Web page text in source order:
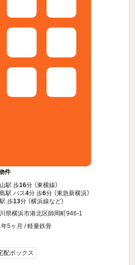
件
駅 歩16分 （東横線）
駅 バス4分 歩6分 （東急新横浜）
歩13分 （横浜線など）
県横浜市港北区師岡町946-1
5ヶ月 / 軽量鉄骨
配ボックス